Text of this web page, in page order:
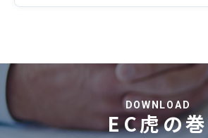
も多いのではないでしょうか？ 世の中
DOWNLOAD
EC虎の巻